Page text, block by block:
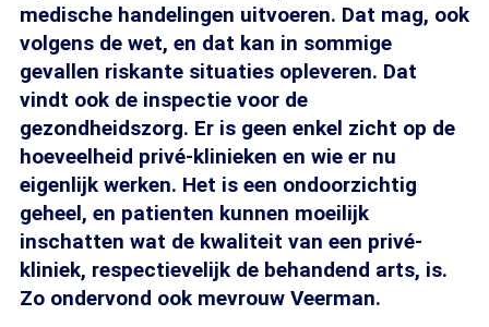
medische handelingen uitvoeren. Dat mag, ook
volgens de wet, en dat kan in sommige
gevallen riskante situaties opleveren. Dat
vindt ook de inspectie voor de
gezondheidszorg. Er is geen enkel zicht op de
hoeveelheid privé-klinieken en wie er nu
eigenlijk werken. Het is een ondoorzichtig
geheel, en patienten kunnen moeilijk
inschatten wat de kwaliteit van een privé-
kliniek, respectievelijk de behandend arts, is.
Zo ondervond ook mevrouw Veerman.